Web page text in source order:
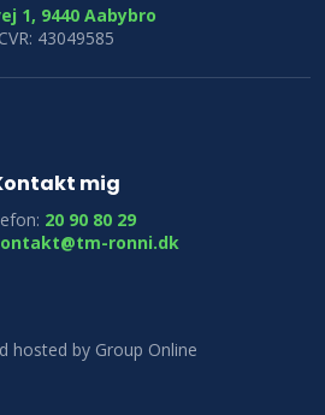
1, 9440 Aabybro
CVR: 43049585
mig
20 90 80 29
ronni.dk
hosted by Group Online